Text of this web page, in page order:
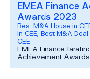
EMEA Finance
Awards 2023
Best M&A House in
in CEE, Best M&A Deal
CEE
EMEA Finance
Achievement Awards